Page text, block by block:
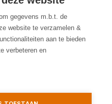
gegevens m.b.t. de
website te verzamelen &
aan te bieden
verbeteren en
direct €5 korting!